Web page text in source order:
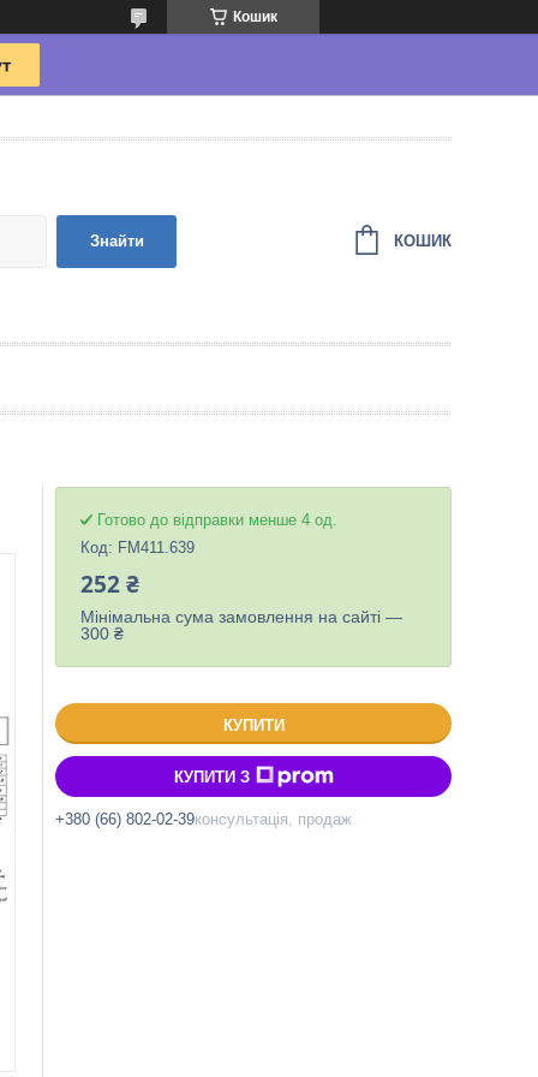
Кошик
Знайти КОШИК
Готово до відправки менше 4 од.
Код: FM411.639
252 ₴
Мінімальна сума замовлення на сайті —
300 ₴
КУПИТИ
КУПИТИ З
+380 (66) 802-02-39консультація, продаж